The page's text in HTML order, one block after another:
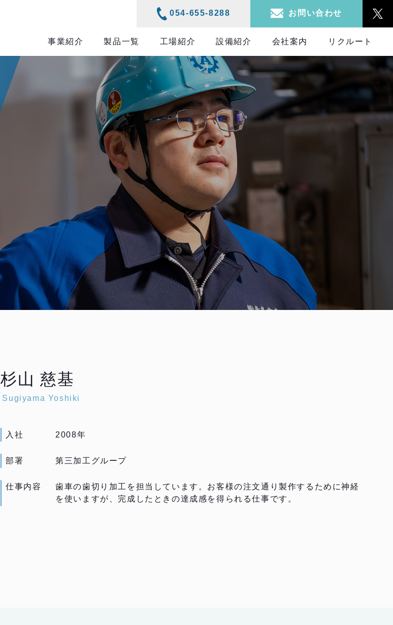
054-655-8288 お問い合わせ
事業紹介 製品一覧 工場紹介 設備紹介 会社案内 リクルート
杉山 慈基
Sugiyama Yoshiki
入社 2008年
部署 第三加工グループ
仕事内容
歯車の歯切り加工を担当しています。お客様の注文通り製作するために神経
を使いますが、完成したときの達成感を得られる仕事です。